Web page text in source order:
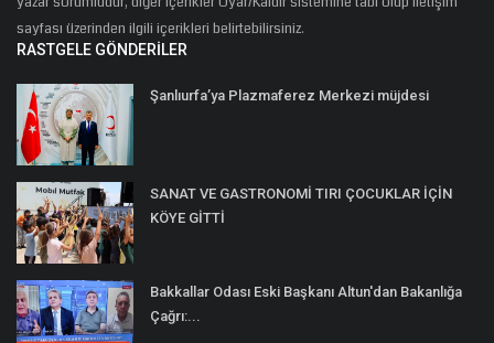
sayfası üzerinden ilgili içerikleri belirtebilirsiniz.
RASTGELE GÖNDERILER
Şanlıurfa’ya Plazmaferez Merkezi müjdesi
SANAT VE GASTRONOMİ TIRI ÇOCUKLAR İÇİN
KÖYE GİTTİ
Bakkallar Odası Eski Başkanı Altun'dan Bakanlığa
Çağrı:...